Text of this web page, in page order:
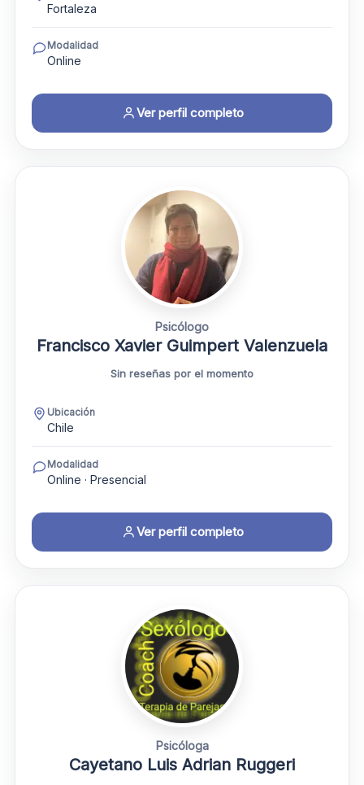
Fortaleza
Modalidad
Online
Ver perfil completo
Psicólogo
Francisco Xavier Guimpert Valenzuela
Sin reseñas por el momento
Ubicación
Chile
Modalidad
Online · Presencial
Ver perfil completo
Psicóloga
Cayetano Luis Adrian Ruggeri